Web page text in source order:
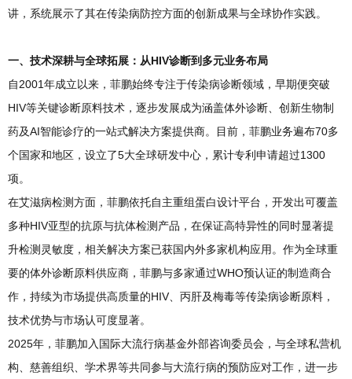
讲，系统展示了其在传染病防控方面的创新成果与全球协作实践。
一、技术深耕与全球拓展：从HIV诊断到多元业务布局
自2001年成立以来，菲鹏始终专注于传染病诊断领域，早期便突破
HIV等关键诊断原料技术，逐步发展成为涵盖体外诊断、创新生物制
药及AI智能诊疗的一站式解决方案提供商。目前，菲鹏业务遍布70多
个国家和地区，设立了5大全球研发中心，累计专利申请超过1300
项。
在艾滋病检测方面，菲鹏依托自主重组蛋白设计平台，开发出可覆盖
多种HIV亚型的抗原与抗体检测产品，在保证高特异性的同时显著提
升检测灵敏度，相关解决方案已获国内外多家机构应用。作为全球重
要的体外诊断原料供应商，菲鹏与多家通过WHO预认证的制造商合
作，持续为市场提供高质量的HIV、丙肝及梅毒等传染病诊断原料，
技术优势与市场认可度显著。
2025年，菲鹏加入国际大流行病基金外部咨询委员会，与全球私营机
构、慈善组织、学术界等共同参与大流行病的预防应对工作，进一步